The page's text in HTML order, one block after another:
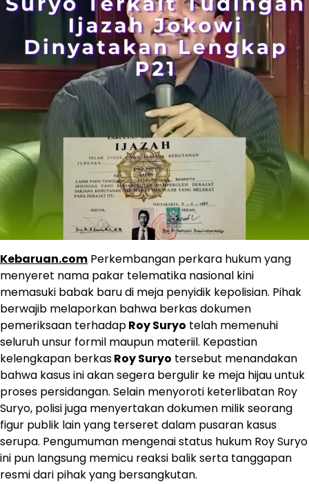
Kebaruan.com Perkembangan perkara hukum yang
menyeret nama pakar telematika nasional kini
memasuki babak baru di meja penyidik kepolisian. Pihak
berwajib melaporkan bahwa berkas dokumen
pemeriksaan terhadapRoy Suryo telah memenuhi
seluruh unsur formil maupun materiil. Kepastian
kelengkapan berkasRoy Suryo tersebut menandakan
bahwa kasus ini akan segera bergulir ke meja hijau untuk
proses persidangan. Selain menyoroti keterlibatan Roy
Suryo, polisi juga menyertakan dokumen milik seorang
figur publik lain yang terseret dalam pusaran kasus
serupa. Pengumuman mengenai status hukum Roy Suryo
ini pun langsung memicu reaksi balik serta tanggapan
resmi dari pihak yang bersangkutan.